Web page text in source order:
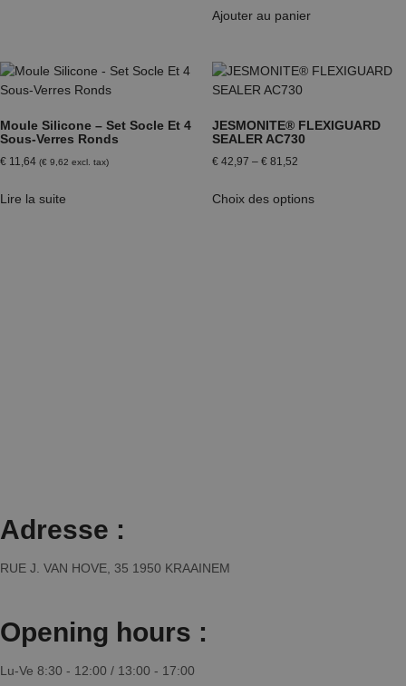
Ajouter au panier
Moule Silicone – Set Socle Et 4
Sous-Verres Ronds
€ 11,64 (€ 9,62 excl. tax)
Lire la suite
JESMONITE® FLEXIGUARD
SEALER AC730
€ 42,97 – € 81,52
Choix des options
Adresse :
RUE J. VAN HOVE, 35 1950 KRAAINEM
Opening hours :
Lu-Ve 8:30 - 12:00 / 13:00 - 17:00